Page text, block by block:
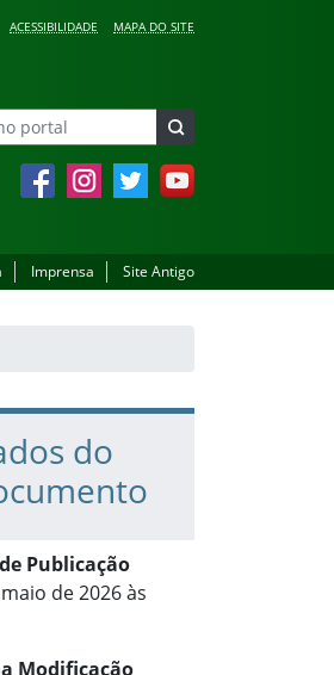
ACESSIBILIDADE MAPA DO SITE
FacebookInstagramTwitter YouTube
Imprensa Site Antigo
do
Publicação
de 2026 às
Modificação